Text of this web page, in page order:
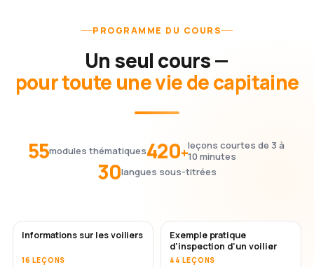
PROGRAMME DU COURS
Un seul cours —
pour toute une vie de capitaine
55modules thématiques420+leçons courtes de 3 à
10 minutes
30langues sous-titrées
Informations sur les voiliers
16 LEÇONS
Exemple pratique
d'inspection d'un voilier
44 LEÇONS